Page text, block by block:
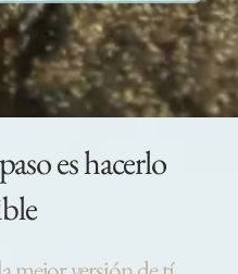
es hacerlo